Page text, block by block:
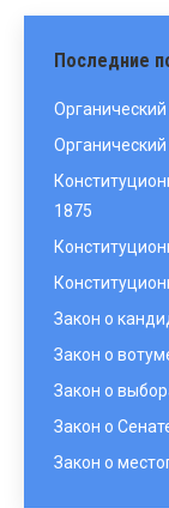
Последние
1875
Закон о
Закон о
Закон о
Закон о
Закон о